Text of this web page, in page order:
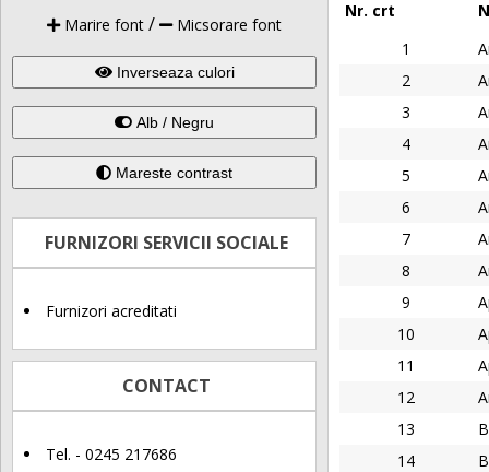
Marire font / Micsorare font
Inverseaza culori
Alb / Negru
Mareste contrast
FURNIZORI SERVICII SOCIALE
Furnizori acreditati
CONTACT
Tel. - 0245 217686
Nr. crt
1
2
3
4
5
6
7
8
9
10
11
12
13
14